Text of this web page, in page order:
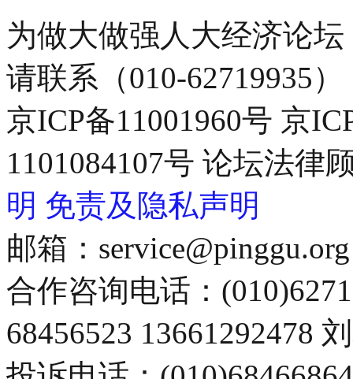
为做大做强人大经济论
请联系（010-62719935）
京ICP备11001960号 京
1101084107号 论坛法律
明 免责及隐私声明
邮箱：service@pinggu.org
合作咨询电话：
68456523 13661292478